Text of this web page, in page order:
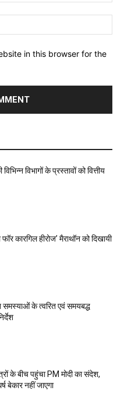
in this browser for the
विभागों के प्रस्तावों को वित्तीय
कारगिल हीरोज’ मैराथॉन को दिखायी
के त्वरित एवं समयबद्ध
के बीच पहुंचा PM मोदी का संदेश,
बेकार नहीं जाएगा